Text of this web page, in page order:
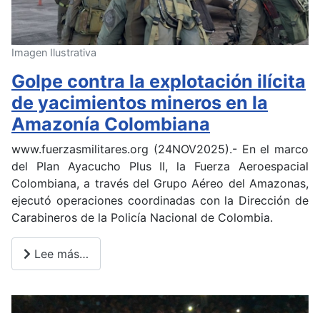
Imagen Ilustrativa
Golpe contra la explotación ilícita
de yacimientos mineros en la
Amazonía Colombiana
www.fuerzasmilitares.org (24NOV2025).- En el marco
del Plan Ayacucho Plus II, la Fuerza Aeroespacial
Colombiana, a través del Grupo Aéreo del Amazonas,
ejecutó operaciones coordinadas con la Dirección de
Carabineros de la Policía Nacional de Colombia.
Lee más…